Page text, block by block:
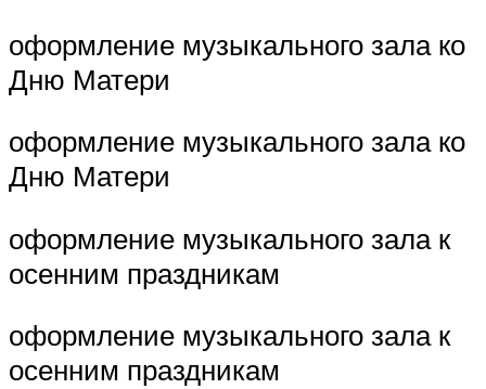
оформление музыкального зала ко
Дню Матери
оформление музыкального зала ко
Дню Матери
оформление музыкального зала к
осенним праздникам
оформление музыкального зала к
осенним праздникам